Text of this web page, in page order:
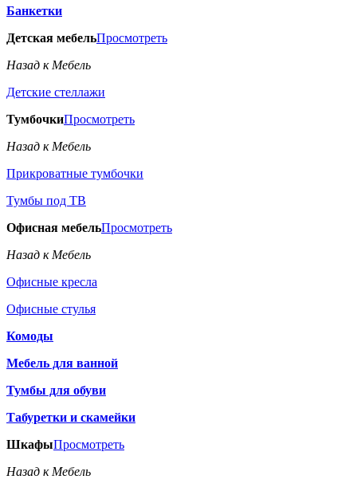
Банкетки
Детская мебельПросмотреть
Назад к Мебель
Детские стеллажи
ТумбочкиПросмотреть
Назад к Мебель
Прикроватные тумбочки
Тумбы под ТВ
Офисная мебельПросмотреть
Назад к Мебель
Офисные кресла
Офисные стулья
Комоды
Мебель для ванной
Тумбы для обуви
Табуретки и скамейки
ШкафыПросмотреть
Назад к Мебель